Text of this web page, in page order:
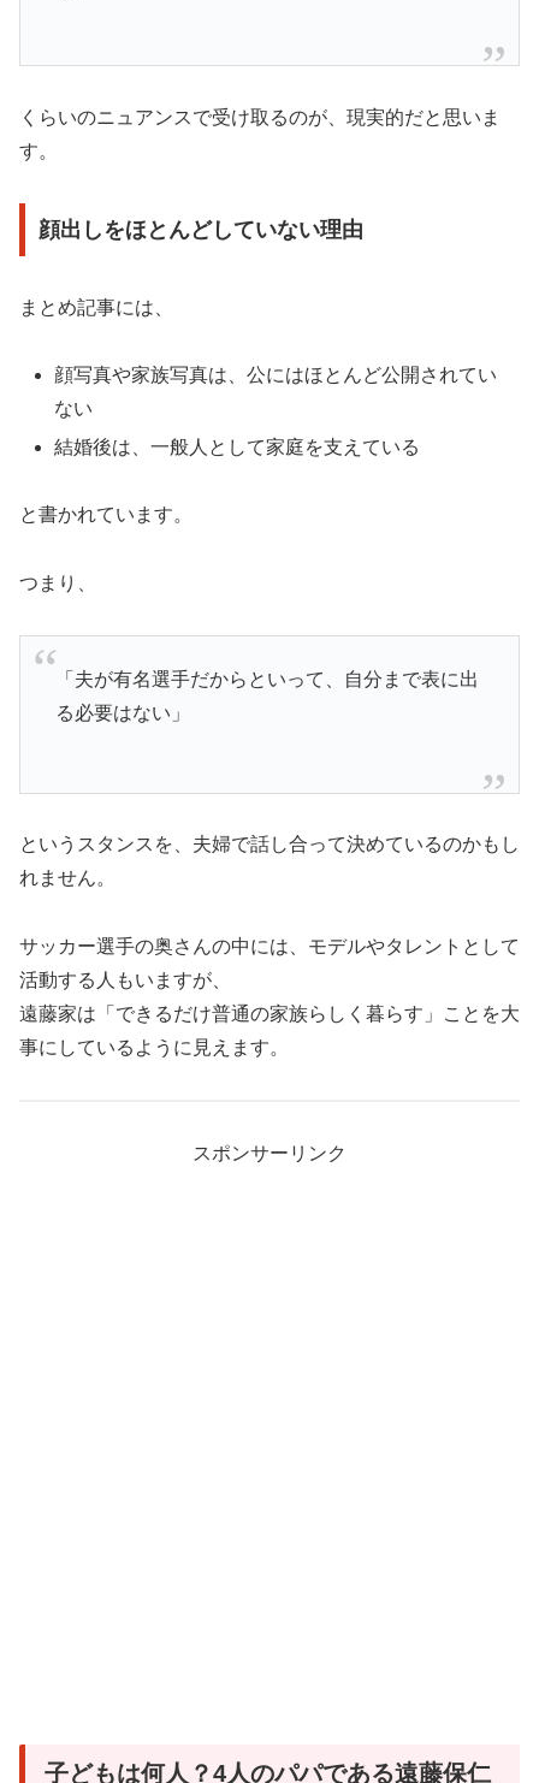
くらいのニュアンスで受け取るのが、現実的だと思いま
す。
顔出しをほとんどしていない理由
まとめ記事には、
顔写真や家族写真は、公にはほとんど公開されてい
ない
結婚後は、一般人として家庭を支えている
と書かれています。
つまり、
「夫が有名選手だからといって、自分まで表に出
る必要はない」
というスタンスを、夫婦で話し合って決めているのかもし
れません。
サッカー選手の奥さんの中には、モデルやタレントとして
活動する人もいますが、
遠藤家は「できるだけ普通の家族らしく暮らす」ことを大
事にしているように見えます。
スポンサーリンク
子どもは何人？4人のパパである遠藤保仁